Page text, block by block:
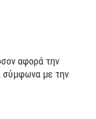
αφορά την
σύμφωνα με την